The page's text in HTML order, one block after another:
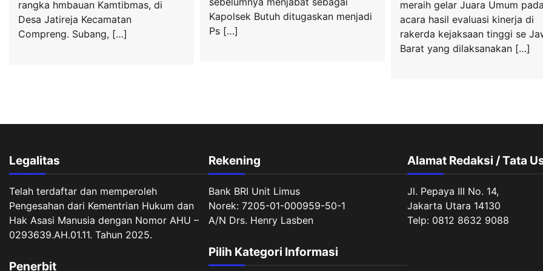
rangka hmbauan Kamtibmas, di
Desa Jatireja Kecamatan
Compreng. Subang, […]
Kapolsek Butuh ditugaskan menjadi
Ps […]
meraih gelar Juara Umum pada
acara hasil evaluasi kinerja di
rakerda kejaksaan tinggi se
Barat yang dilaksanakan […]
Legalitas
Telah terdaftar dan memperoleh
Pengesahan dari Kementrian Hukum dan
Hak Asasi Manusia dengan Nomor AHU –
0293639.AH.01.11. Tahun 2025.
Penerbit
Rekening
Bank BRI Unit Limus
Norek: 7205-01-000959-50-1
A/N Drs. Henry Lasben
Pilih Kategori Informasi
Alamat Redaksi / Tata
Jl. Pepaya III No. 14,
Jakarta Utara 14130
Telp: 0812 8632 9088